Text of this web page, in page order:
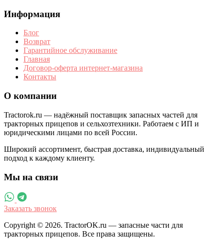
Информация
Блог
Возврат
Гарантийное обслуживание
Главная
Договор-оферта интернет-магазина
Контакты
О компании
Tractorok.ru — надёжный поставщик запасных частей для
тракторных прицепов и сельхозтехники. Работаем с ИП и
юридическими лицами по всей России.
Широкий ассортимент, быстрая доставка, индивидуальный
подход к каждому клиенту.
Мы на связи
Заказать звонок
Copyright © 2026. TractorOK.ru — запасные части для
тракторных прицепов. Все права защищены.